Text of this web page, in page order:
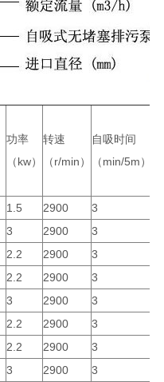
功率
（kw）
转速
（r/min）
自吸时间
（min/5m）
1.5 2900 3
3 2900 3
2.2 2900 3
2.2 2900 3
3 2900 3
2.2 2900 3
2.2 2900 3
3 2900 3